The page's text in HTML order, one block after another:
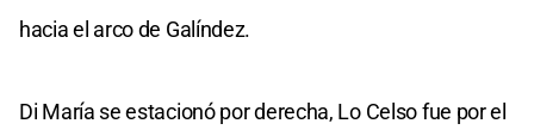
hacia el arco de Galíndez.
Di María se estacionó por derecha, Lo Celso fue por el